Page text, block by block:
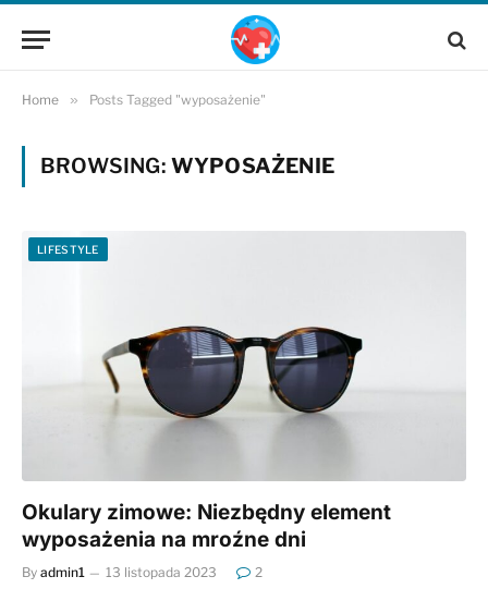
Home » Posts Tagged "wyposażenie"
BROWSING: WYPOSAŻENIE
LIFESTYLE
Okulary zimowe: Niezbędny element
wyposażenia na mroźne dni
By admin1 13 listopada 2023 2